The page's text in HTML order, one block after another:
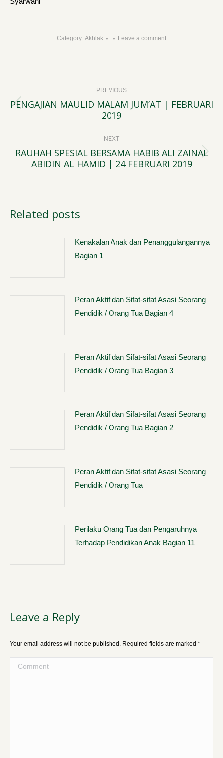
Category: Akhlak Leave a comment
navigation PREVIOUS
Previous
PENGAJIAN MAULID MALAM JUM’AT | FEBRUARI
2019
NEXT
Next
post:
RAUHAH SPESIAL BERSAMA HABIB ALI ZAINAL
ABIDIN AL HAMID | 24 FEBRUARI 2019
Related posts
Kenakalan Anak dan Penanggulangannya
Bagian 1
Peran Aktif dan Sifat-sifat Asasi Seorang
Pendidik / Orang Tua Bagian 4
Peran Aktif dan Sifat-sifat Asasi Seorang
Pendidik / Orang Tua Bagian 3
Peran Aktif dan Sifat-sifat Asasi Seorang
Pendidik / Orang Tua Bagian 2
Peran Aktif dan Sifat-sifat Asasi Seorang
Pendidik / Orang Tua
Perilaku Orang Tua dan Pengaruhnya
Terhadap Pendidikan Anak Bagian 11
Leave a Reply
Your email address will not be published. Required fields are marked *
Comment